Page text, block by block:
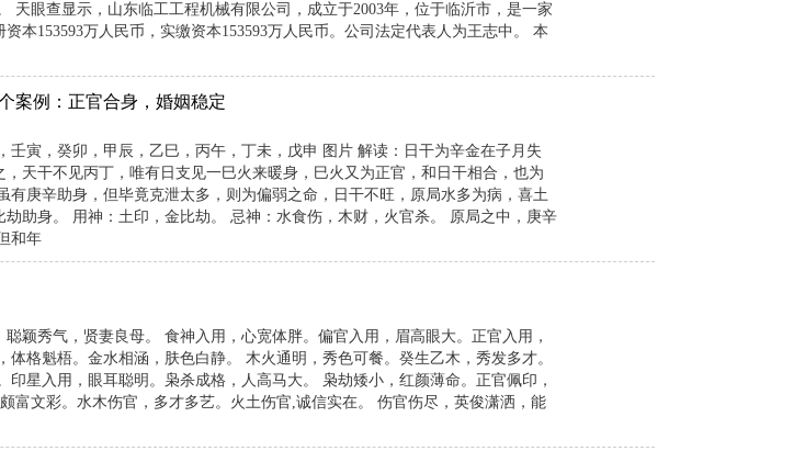
天眼查显示，山东临工工程机械有限公司，成立于2003年，位于临沂市，是一家
本153593万人民币，实缴资本153593万人民币。公司法定代表人为王志中。 本
案例：正官合身，婚姻稳定
壬寅，癸卯，甲辰，乙巳，丙午，丁未，戊申 图片 解读：日干为辛金在子月失
天干不见丙丁，唯有日支见一巳火来暖身，巳火又为正官，和日干相合，也为
有庚辛助身，但毕竟克泄太多，则为偏弱之命，日干不旺，原局水多为病，喜土
助身。 用神：土印，金比劫。 忌神：水食伤，木财，火官杀。 原局之中，庚辛
和年
颖秀气，贤妻良母。 食神入用，心宽体胖。偏官入用，眉高眼大。正官入用，
格魁梧。金水相涵，肤色白静。 木火通明，秀色可餐。癸生乙木，秀发多才。
星入用，眼耳聪明。枭杀成格，人高马大。 枭劫矮小，红颜薄命。正官佩印，
富文彩。水木伤官，多才多艺。火土伤官,诚信实在。 伤官伤尽，英俊潇洒，能